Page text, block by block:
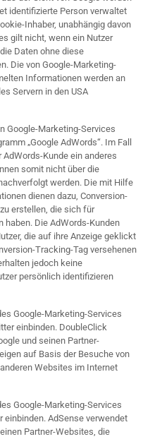
identifizierte Person verwaltet
Inhaber, unabhängig davon
gilt nicht, wenn ein Nutzer
Daten ohne diese
Die von Google-Marketing-
Informationen werden an
Servern in den USA
Google-Marketing-Services
„Google AdWords“. Im Fall
Kunde ein anderes
somit nicht über die
werden. Die mit Hilfe
dienen dazu, Conversion-
erstellen, die sich für
haben. Die AdWords-Kunden
die auf ihre Anzeige geklickt
Tracking-Tag versehenen
jedoch keine
persönlich identifizieren
Google-Marketing-Services
einbinden. DoubleClick
und seinen Partner-
auf Basis der Besuche von
Websites im Internet
Google-Marketing-Services
einbinden. AdSense verwendet
Partner-Websites, die